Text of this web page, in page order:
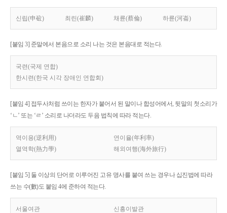
신립(申砬) 최린(崔麟) 채륜(蔡倫) 하륜(河崙)
[붙임 3] 준말에서 본음으로 소리 나는 것은 본음대로 적는다.
국련(국제 연합)
한시련(한국 시각 장애인 연합회)
[붙임 4] 접두사처럼 쓰이는 한자가 붙어서 된 말이나 합성어에서, 뒷말의 첫소리가
‘ㄴ’ 또는 ‘ㄹ’ 소리로 나더라도 두음 법칙에 따라 적는다.
역이용(逆利用)
연이율(年利率)
열역학(熱力學)
해외여행(海外旅行)
[붙임 5] 둘 이상의 단어로 이루어진 고유 명사를 붙여 쓰는 경우나 십진법에 따라
쓰는 수(數)도 붙임 4에 준하여 적는다.
서울여관 신흥이발관